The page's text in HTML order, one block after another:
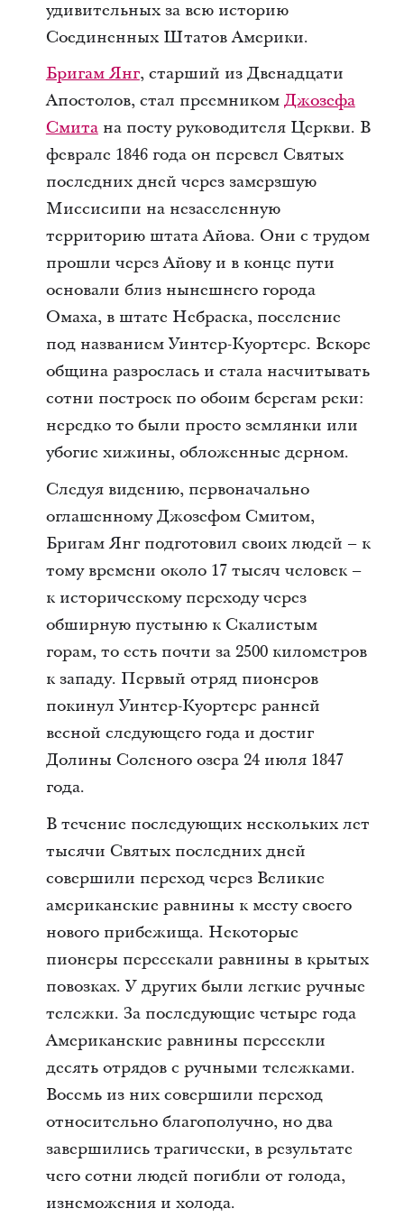
удивительных за всю историю
Соединенных Штатов Америки.
Бригам Янг, старший из Двенадцати
Апостолов, стал преемником Джозефа
Смитана посту руководителя Церкви. В
феврале 1846 года он перевел Святых
последних дней через замерзшую
Миссисипи на незаселенную
территорию штата Айова. Они с трудом
прошли через Айову и в конце пути
основали близ нынешнего города
Омаха, в штате Небраска, поселение
под названием Уинтер-Куортерс. Вскоре
община разрослась и стала насчитывать
сотни построек по обоим берегам реки:
нередко то были просто землянки или
убогие хижины, обложенные дерном.
Следуя видению, первоначально
оглашенному Джозефом Смитом,
Бригам Янг подготовил своих людей – к
тому времени около 17 тысяч человек –
к историческому переходу через
обширную пустыню к Скалистым
горам, то есть почти за 2500 километров
к западу. Первый отряд пионеров
покинул Уинтер-Куортерс ранней
весной следующего года и достиг
Долины Соленого озера 24 июля 1847
года.
В течение последующих нескольких лет
тысячи Святых последних дней
совершили переход через Великие
американские равнины к месту своего
нового прибежища. Некоторые
пионеры пересекали равнины в крытых
повозках. У других были легкие ручные
тележки. За последующие четыре года
Американские равнины пересекли
десять отрядов с ручными тележками.
Восемь из них совершили переход
относительно благополучно, но два
завершились трагически, в результате
чего сотни людей погибли от голода,
изнеможения и холода.